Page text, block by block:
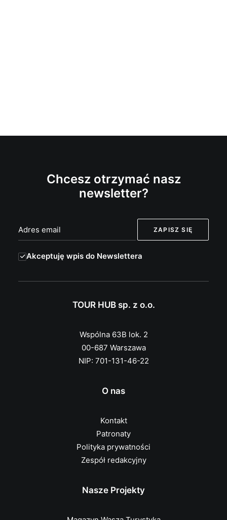
Chcesz otrzymać nasz
newsletter?
Akceptuję wpis do Newslettera
TOUR HUB sp. z o.o.
Wspólna 63B lok. 2
00-687 Warszawa
NIP: 701-131-46-22
O nas
Kontakt
Patronaty
Polityka prywatności
Zespół redakcyjny
Nasze Projekty